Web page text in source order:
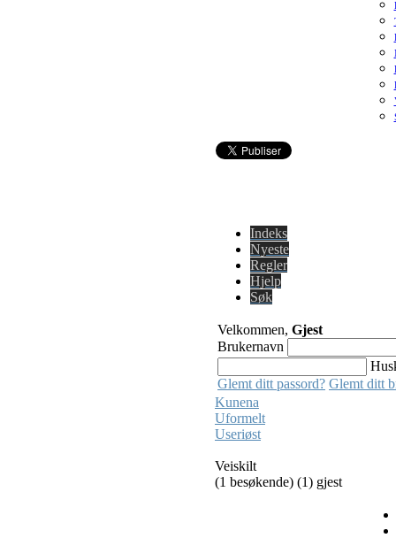
Indeks
Nyeste
Regler
Hjelp
Søk
Velkommen, Gjest
Brukernavn
Glemt ditt passord? Glemt ditt
Kunena
Uformelt
Useriøst
Veiskilt
(1 besøkende) (1) gjest